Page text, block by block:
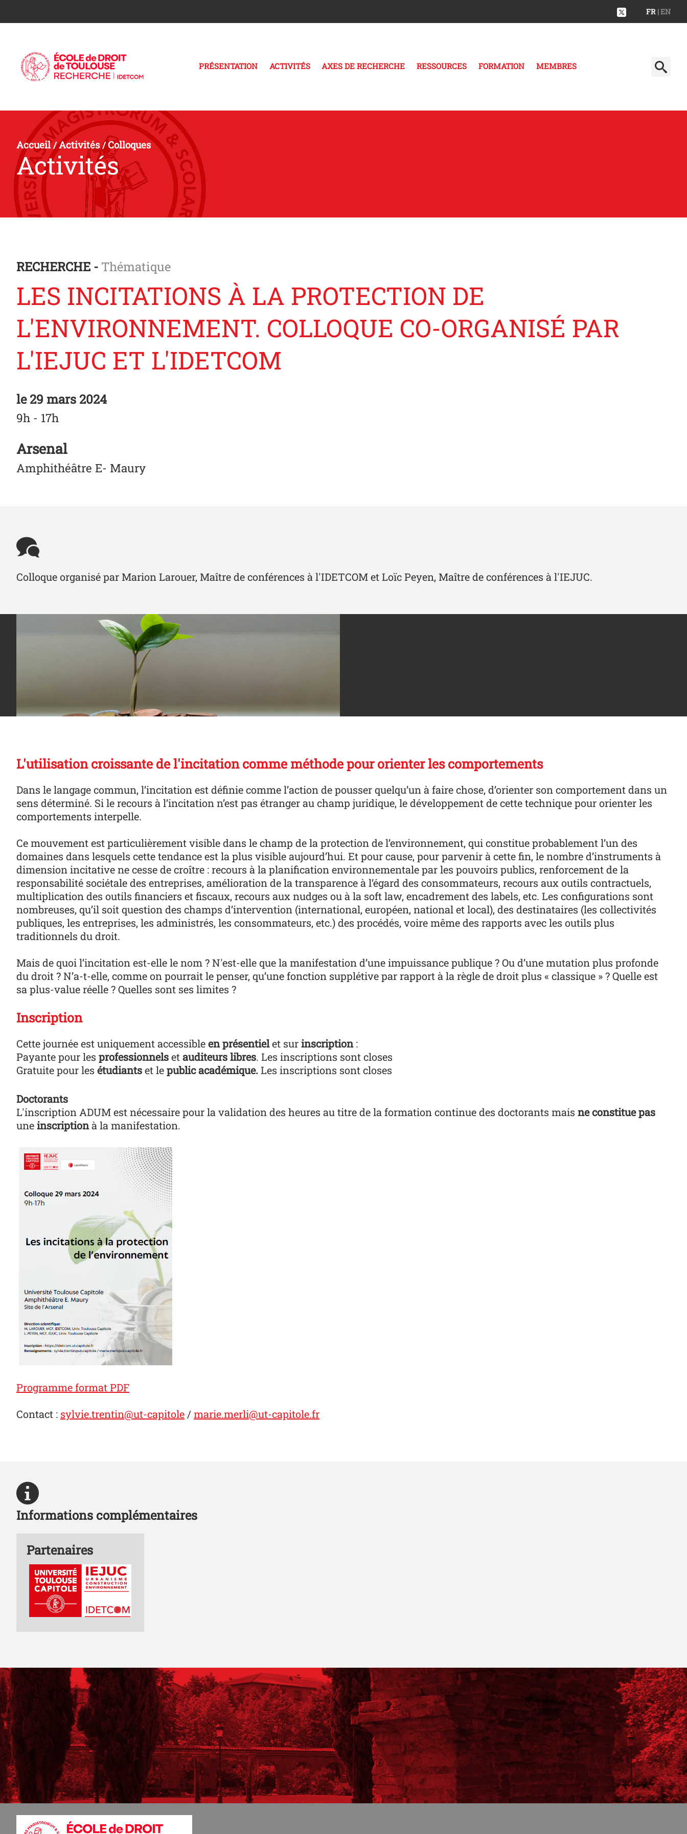
FR | EN
PRÉSENTATION ACTIVITÉS AXES DE RECHERCHE RESSOURCES FORMATION MEMBRES
Accueil/Activités/Colloques
Activités
RECHERCHE - Thématique
LES INCITATIONS À LA PROTECTION DE
L'ENVIRONNEMENT. COLLOQUE CO-ORGANISÉ PAR
L'IEJUC ET L'IDETCOM
le29 mars 2024
9h - 17h
Arsenal
Amphithéâtre E- Maury
Colloque organisé par Marion Larouer, Maître de conférences à l'IDETCOM et Loïc Peyen, Maître de conférences à l'IEJUC.
L'utilisation croissante de l'incitation comme méthode pour orienter les comportements
Dans le langage commun, l’incitation est définie comme l’action de pousser quelqu’un à faire chose, d’orienter son comportement dans un
sens déterminé. Si le recours à l’incitation n’est pas étranger au champ juridique, le développement de cette technique pour orienter les
comportements interpelle.
Ce mouvement est particulièrement visible dans le champ de la protection de l’environnement, qui constitue probablement l’un des
domaines dans lesquels cette tendance est la plus visible aujourd’hui. Et pour cause, pour parvenir à cette fin, le nombre d’instruments à
dimension incitative ne cesse de croître : recours à la planification environnementale par les pouvoirs publics, renforcement de la
responsabilité sociétale des entreprises, amélioration de la transparence à l’égard des consommateurs, recours aux outils contractuels,
multiplication des outils financiers et fiscaux, recours auxnudges ou à la soft law, encadrement des labels, etc. Les configurations sont
nombreuses, qu’il soit question des champs d’intervention (international, européen, national et local), des destinataires (les collectivités
publiques, les entreprises, les administrés, les consommateurs, etc.) des procédés, voire même des rapports avec les outils plus
traditionnels du droit.
Mais de quoi l’incitation est-elle le nom ? N'est-elle que la manifestation d’une impuissance publique ? Ou d’une mutation plus profonde
du droit ? N’a-t-elle, comme on pourrait le penser, qu’une fonction supplétive par rapport à la règle de droit plus « classique » ? Quelle est
sa plus-value réelle ? Quelles sont ses limites ?
Inscription
Cette journée est uniquement accessibleen présentielet surinscription:
Payante pour les professionnelsetauditeurs libres. Les inscriptions sont closes
Gratuite pour les étudiantset lepublic académique.Les inscriptions sont closes
Doctorants
L'inscription ADUM est nécessaire pour la validation des heures au titre de la formation continue des doctorants mais ne constitue pas
uneinscriptionà la manifestation.
Programme format PDF
Contact : sylvie.trentin@ut-capitole/marie.merli@ut-capitole.fr
Informations complémentaires
Partenaires